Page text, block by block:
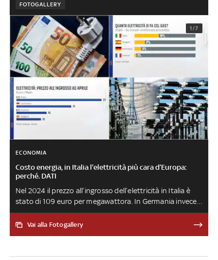
FOTOGALLERY
1/7
ECONOMIA
Costo energia, in Italia l’elettricità più cara d’Europa:
perché. DATI
Nel 2024 il prezzo all’ingrosso dell’elettricità in Italia è
stato di 109 euro per megawattora. In Germania invece
si è fermato a 78 euro, in Spagna a 63 euro e in Francia a
58, poco più della metà di quello italiano. Tra le cause c’è
approfondimento di Sky TG24, del 29 maggio
Vai alla Fotogallery